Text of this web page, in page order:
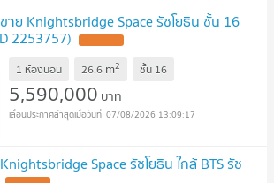
ย Knightsbridge Space รัชโยธิน ชั้น 16
2253757)
1 ห้องนอน 26.6 m2 ชั้น 16
5,590,000 บาท
07/08/2026 13:09:17
Space รัชโยธิน ใกล้ BTS รัช